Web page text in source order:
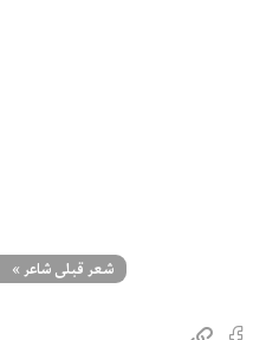
شعر قبلی شاعر»